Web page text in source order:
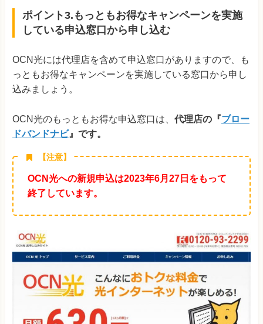
ポイント3.もっともお得なキャンペーンを実施
している申込窓口から申し込む
OCN光には代理店を含めて申込窓口がありますので、も
っともお得なキャンペーンを実施している窓口から申し
込みましょう。
OCN光のもっともお得な申込窓口は、 代理店の『ブロー
ドバンドナビ』です。
【注意】
OCN光への新規申込は2023年6月27日をもって
終了しています。